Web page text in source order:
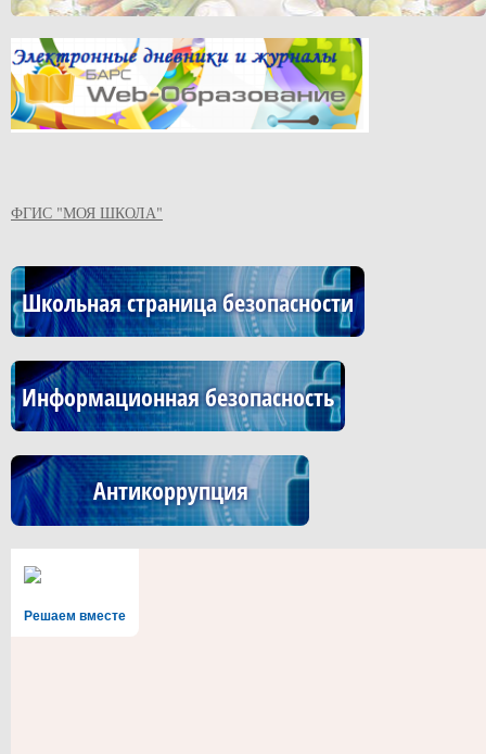
ФГИС "МОЯ ШКОЛА"
Школьная страница безопасности
Информационная безопасность
Антикоррупция
Решаем вместе